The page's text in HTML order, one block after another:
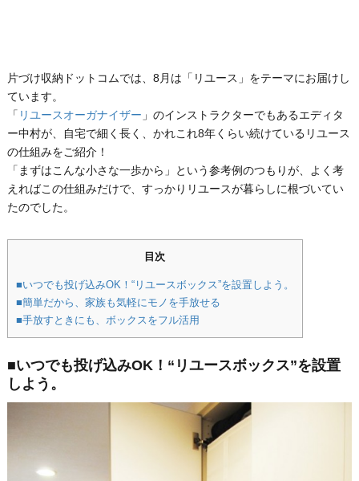
片づけ収納ドットコムでは、8月は「リユース」をテーマにお届けし
ています。
「 リユースオーガナイザー 」のインストラクターでもあるエディタ
ー中村が、自宅で細く長く、かれこれ8年くらい続けているリユース
の仕組みをご紹介！
「まずはこんな小さな一歩から」という参考例のつもりが、よく考
えればこの仕組みだけで、すっかりリユースが暮らしに根づいてい
たのでした。
目次
■いつでも投げ込みOK！“リユースボックス”を設置しよう。
■簡単だから、家族も気軽にモノを手放せる
■手放すときにも、ボックスをフル活用
■いつでも投げ込みOK！“リユースボックス”を設置
しよう。